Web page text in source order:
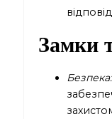
Замки
Безпека: